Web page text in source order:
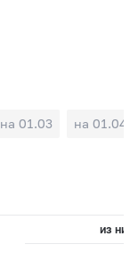
на 01.03 на 01.04
из них: